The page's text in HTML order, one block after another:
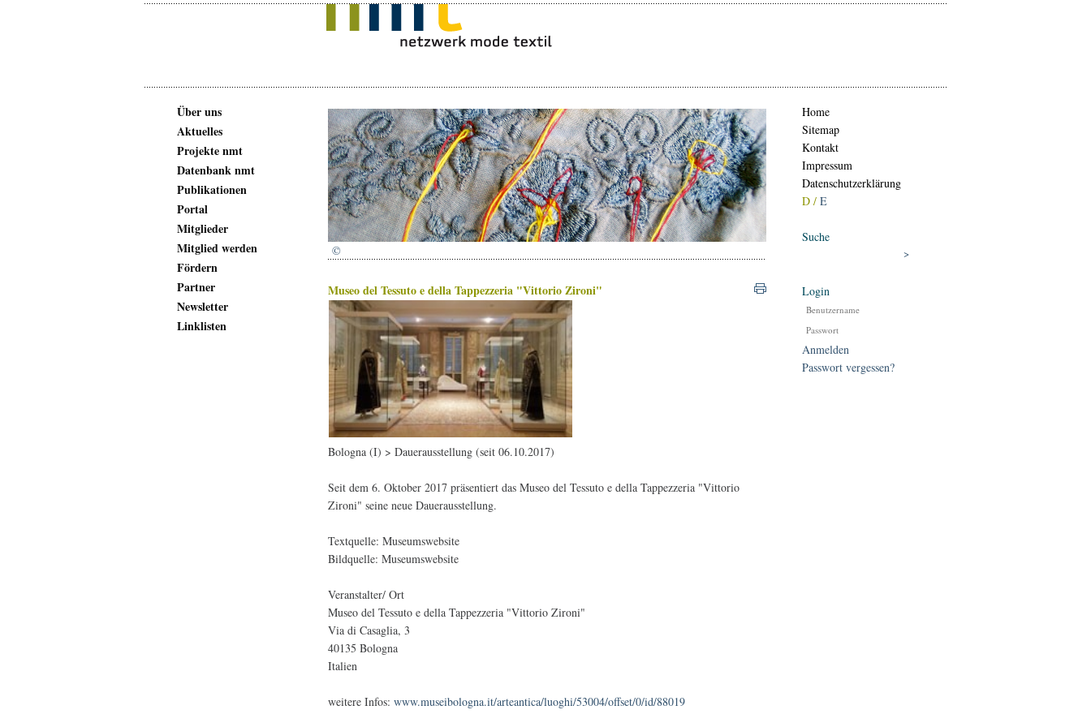
©
Museo del Tessuto e della Tappezzeria "Vittorio Zironi"
Bologna (I) > Dauerausstellung (seit 06.10.2017)
Seit dem 6. Oktober 2017 präsentiert das Museo del Tessuto e della Tappezzeria "Vittorio
Zironi" seine neue Dauerausstellung.
Textquelle: Museumswebsite
Bildquelle: Museumswebsite
Veranstalter/ Ort
Museo del Tessuto e della Tappezzeria "Vittorio Zironi"
Via di Casaglia, 3
40135 Bologna
Italien
weitere Infos:www.museibologna.it/arteantica/luoghi/53004/offset/0/id/88019
Über uns
Aktuelles
Projekte nmt
Datenbank nmt
Publikationen
Portal
Mitglieder
Mitglied werden
Fördern
Partner
Newsletter
Linklisten
Home
Sitemap
Kontakt
Impressum
Datenschutzerklärung
D / E
Suche
Login
Anmelden
Passwort vergessen?